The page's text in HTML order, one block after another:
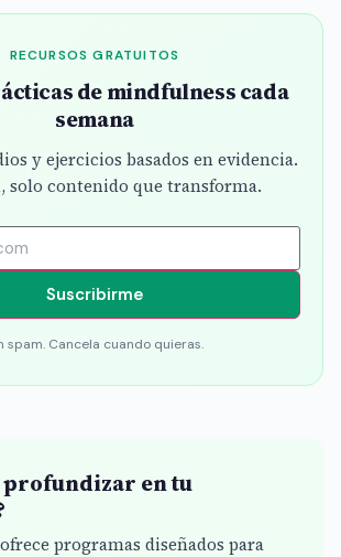
RECURSOS GRATUITOS
de mindfulness cada
semana
y ejercicios basados en evidencia.
solo contenido que transforma.
Suscribirme
spam. Cancela cuando quieras.
profundizar en tu
programas diseñados para